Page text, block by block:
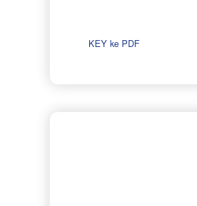
KEY ke PDF